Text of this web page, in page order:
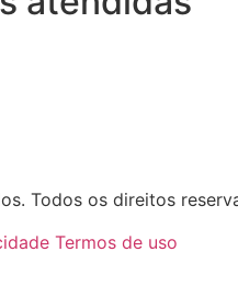
Todos os direitos
Termos de uso